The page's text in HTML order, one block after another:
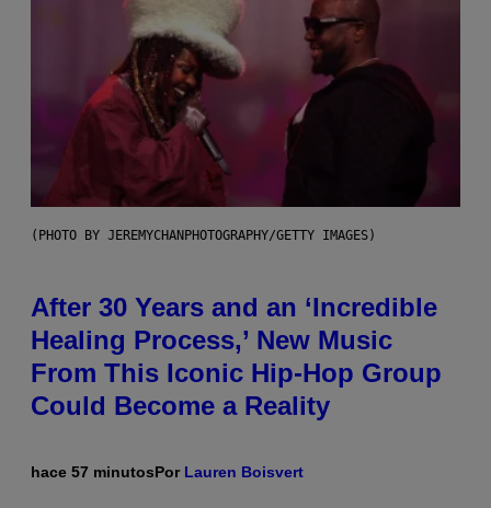
(PHOTO BY JEREMYCHANPHOTOGRAPHY/GETTY IMAGES)
After 30 Years and an ‘Incredible
Healing Process,’ New Music
From This Iconic Hip-Hop Group
Could Become a Reality
hace 57 minutosPor Lauren Boisvert